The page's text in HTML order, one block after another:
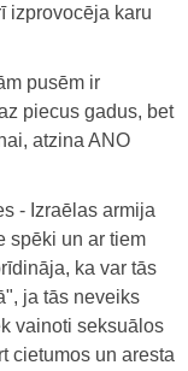
izprovocēja karu
pusēm ir
piecus gadus, bet
atzina ANO
- Izraēlas armija
spēki un ar tiem
ka var tās
ja tās neveiks
vainoti seksuālos
cietumos un aresta